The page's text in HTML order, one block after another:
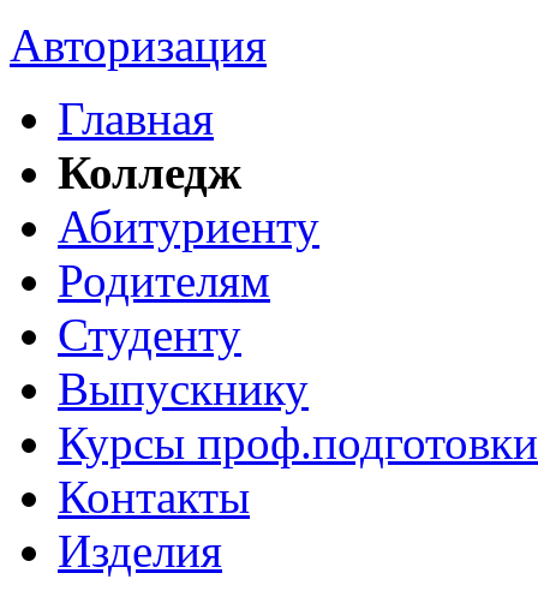
Авторизация
Главная
Колледж
Абитуриенту
Родителям
Студенту
Выпускнику
Курсы проф.подготовки
Контакты
Изделия